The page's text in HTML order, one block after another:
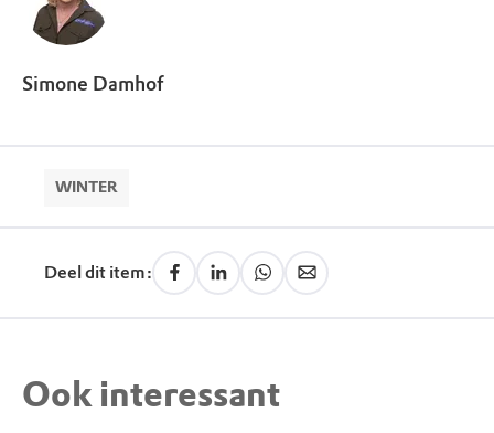
Simone Damhof
WINTER
Deel dit item:
Ook interessant